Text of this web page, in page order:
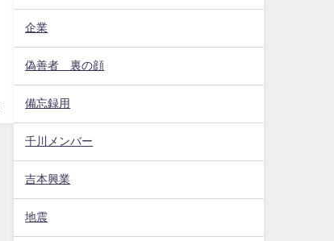
企業
偽善者 裏の顔
備忘録用
千川メンバー
吉本興業
地震